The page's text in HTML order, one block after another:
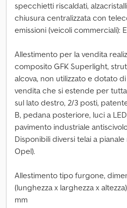
specchietti riscaldati,
chiusura centralizzata con
emissioni (veicoli commerciali):
Allestimento per la vendita
composito GFK Superlight,
alcova, non utilizzato e dotato
vendita che si estende per
sul lato destro, 2/3 posti,
B, pedana posteriore, luci a
pavimento industriale antiscivolo
Disponibili diversi telai a
Opel).
Allestimento tipo furgone,
(lunghezza x larghezza x
mm